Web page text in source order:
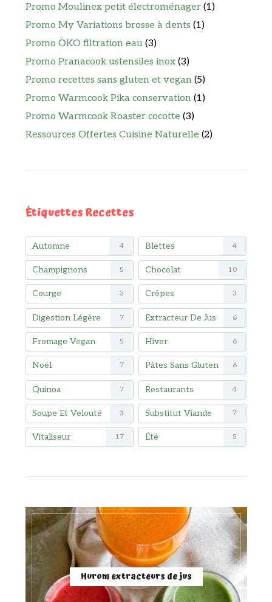
Promo Moulinex petit électroménager (1)
Promo My Variations brosse à dents (1)
Promo ÖKO filtration eau (3)
Promo Pranacook ustensiles inox (3)
Promo recettes sans gluten et vegan (5)
Promo Warmcook Pika conservation (1)
Promo Warmcook Roaster cocotte (3)
Ressources Offertes Cuisine Naturelle (2)
Étiquettes Recettes
Automne 4 Blettes 4
Champignons 5 Chocolat 10
Courge 3 Crêpes 3
Digestion Légère 7 Extracteur De Jus 6
Fromage Vegan 5 Hiver 6
Noël 7 Pâtes Sans Gluten 6
Quinoa 7 Restaurants 4
Soupe Et Velouté 3 Substitut Viande 7
Vitaliseur 17 Été 5
Hurom extracteurs de jus